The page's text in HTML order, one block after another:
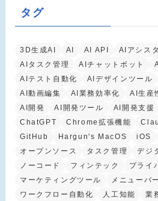
タグ
3D生成AI AI AI API AIアシス
AIタスク管理
AIチャットボット
AIテスト自動化
AIデザインツール
AI動画編集
AI業務効率化 AI生産
AI開発
AI開発ツール AI開発支援
ChatGPT
Chrome拡張機能
GitHub
Hargun's MacOS iOS
オープンソース
タスク管理
デジ
ノーコード
フィンテック
プライ
マーケティングツール
メニューバ
ワークフロー自動化
人工知能 業